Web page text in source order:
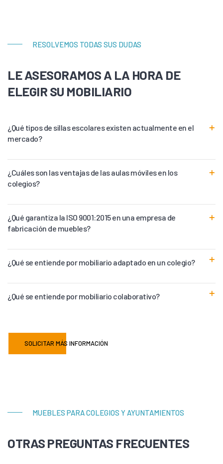
RESOLVEMOS TODAS SUS DUDAS
LE ASESORAMOS A LA HORA DE
ELEGIR SU MOBILIARIO
¿Qué tipos de sillas escolares existen actualmente en el
mercado?
¿Cuáles son las ventajas de las aulas móviles en los
colegios?
¿Qué garantiza la ISO 9001:2015 en una empresa de
fabricación de muebles?
¿Qué se entiende por mobiliario adaptado en un colegio?
¿Qué se entiende por mobiliario colaborativo?
SOLICITAR MÁS INFORMACIÓN
MUEBLES PARA COLEGIOS Y AYUNTAMIENTOS
OTRAS PREGUNTAS FRECUENTES